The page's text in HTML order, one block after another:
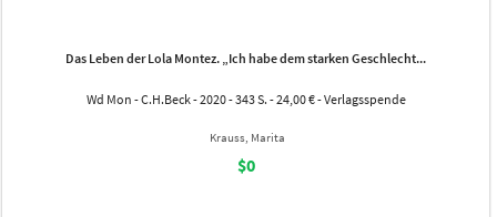
Das Leben der Lola Montez. „Ich habe dem starken Geschlecht...
Wd Mon - C.H.Beck - 2020 - 343 S. - 24,00 € - Verlagsspende
Krauss, Marita
$0